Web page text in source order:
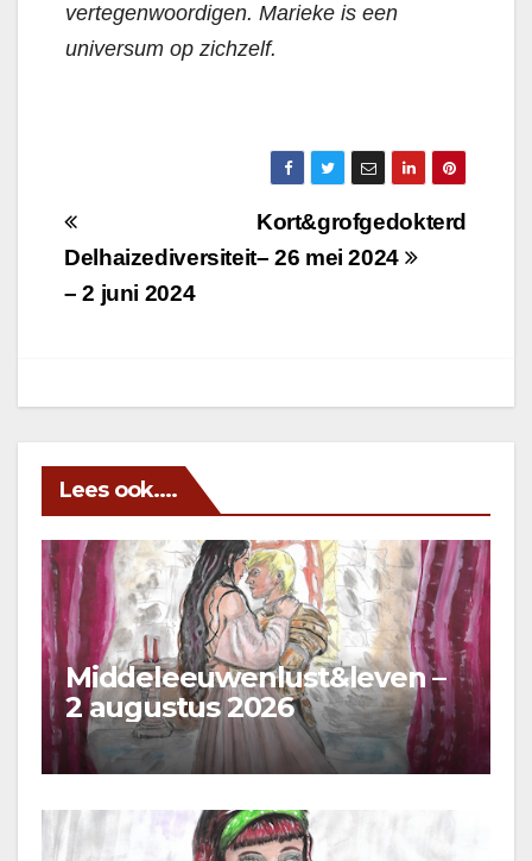
vertegenwoordigen. Marieke is een
universum op zichzelf.
BerichtnavigatieKort&grofgedokterd
– 26 mei 2024
Delhaizediversiteit
– 2 juni 2024
Lees ook....
Middeleeuwenlust&leven –
2 augustus 2026